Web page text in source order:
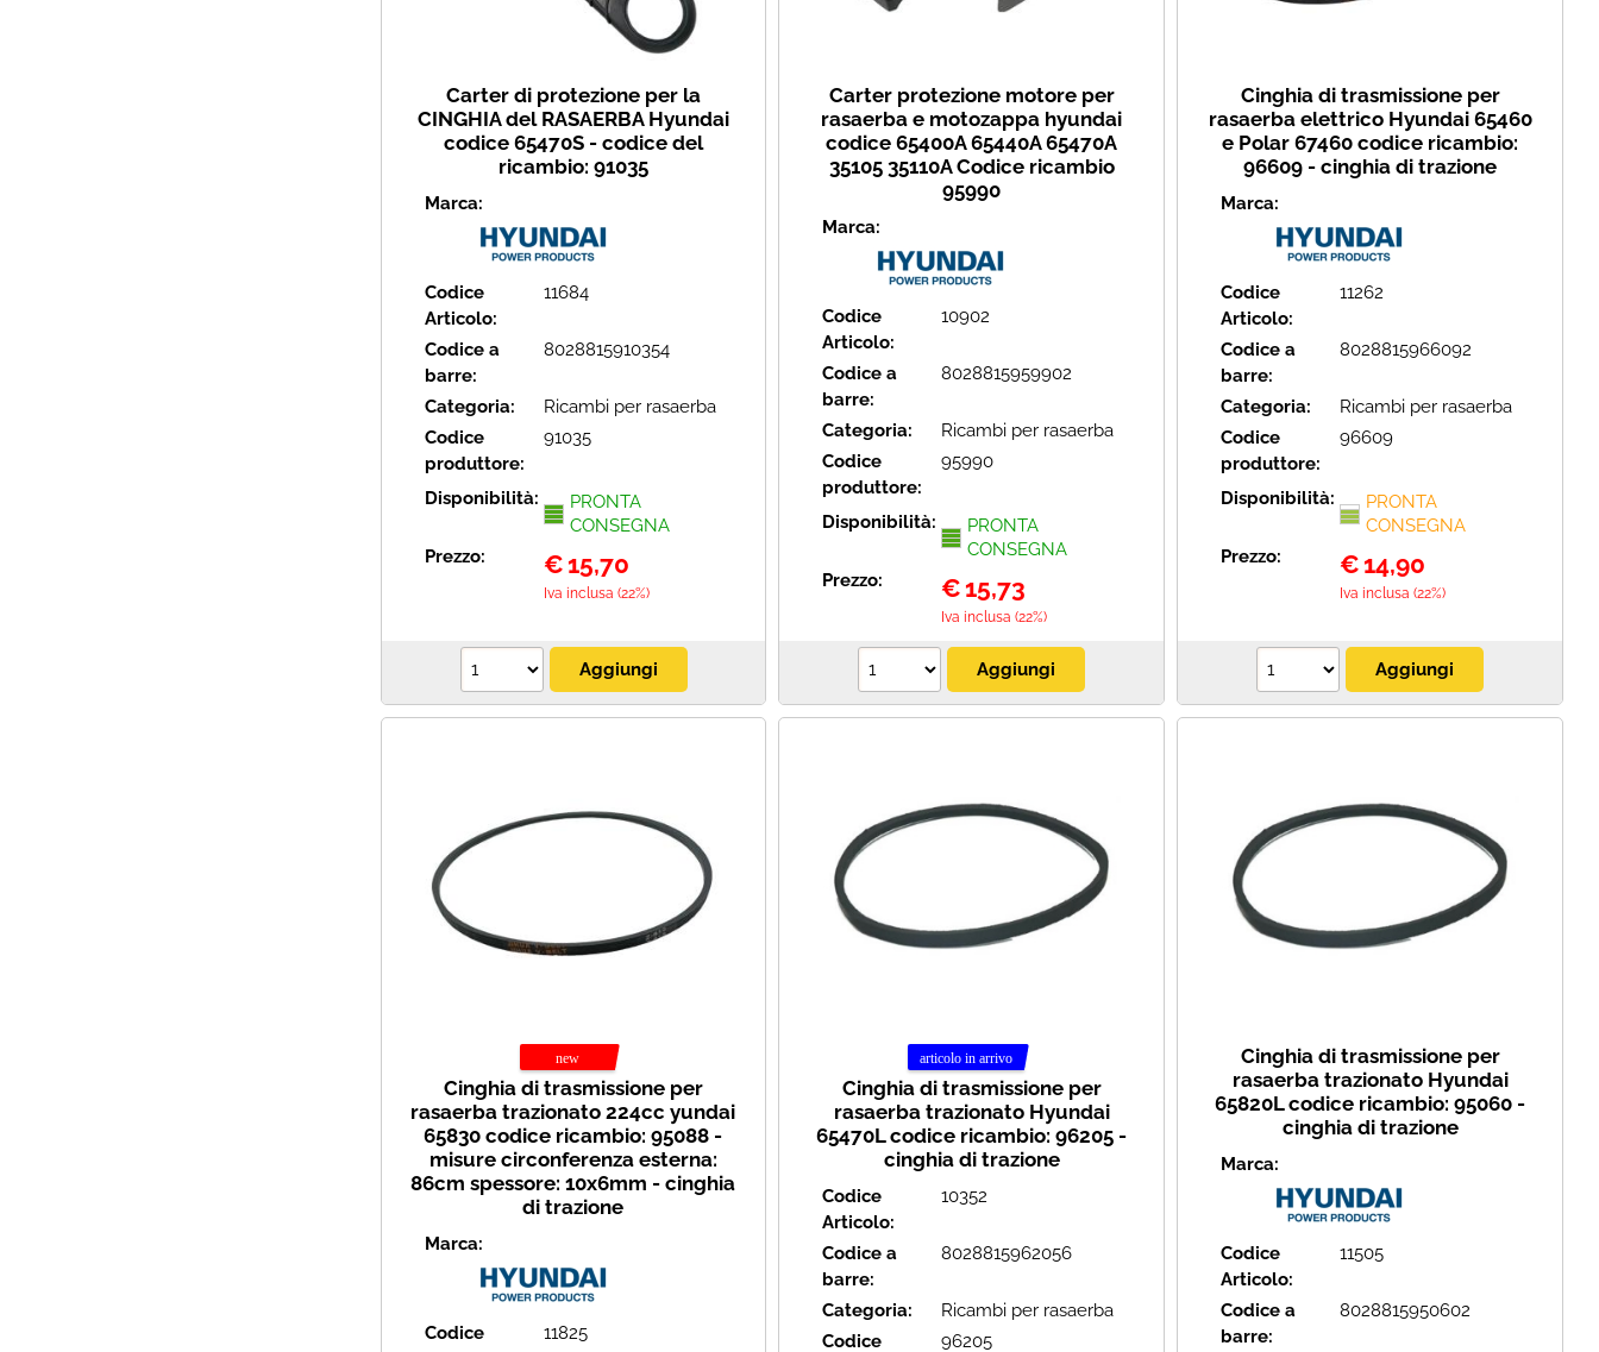
Carter di protezione per la
CINGHIA del RASAERBA Hyundai
codice 65470S - codice del
ricambio: 91035
Marca:
Codice
Articolo:
11684
Codice a
barre:
8028815910354
Categoria:
Ricambi per rasaerba
Codice
produttore:
91035
Disponibilità:
PRONTA
CONSEGNA
Prezzo:
€ 15,70
Iva inclusa (22%)
Carter protezione motore per
rasaerba e motozappa hyundai
codice 65400A 65440A 65470A
35105 35110A Codice ricambio
95990
Marca:
Codice
Articolo:
10902
Codice a
barre:
8028815959902
Categoria:
Ricambi per rasaerba
Codice
produttore:
95990
Disponibilità:
PRONTA
CONSEGNA
Prezzo:
€ 15,73
Iva inclusa (22%)
Cinghia di trasmissione per
rasaerba elettrico Hyundai 65460
e Polar 67460 codice ricambio:
96609 - cinghia di trazione
Marca:
Codice
Articolo:
11262
Codice a
barre:
8028815966092
Categoria:
Ricambi per rasaerba
Codice
produttore:
96609
Disponibilità:
PRONTA
CONSEGNA
Prezzo:
€ 14,90
Iva inclusa (22%)
Cinghia di trasmissione per
rasaerba trazionato 224cc yundai
65830 codice ricambio: 95088 -
misure circonferenza esterna:
86cm spessore: 10x6mm - cinghia
di trazione
Marca:
Codice
11825
Cinghia di trasmissione per
rasaerba trazionato Hyundai
65470L codice ricambio: 96205 -
cinghia di trazione
Codice
Articolo:
10352
Codice a
barre:
8028815962056
Categoria:
Ricambi per rasaerba
Codice
96205
Cinghia di trasmissione per
rasaerba trazionato Hyundai
65820L codice ricambio: 95060 -
cinghia di trazione
Marca:
Codice
Articolo:
11505
Codice a
barre:
8028815950602